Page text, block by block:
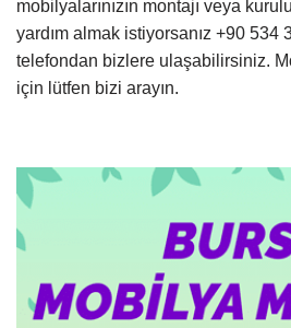
mobilyalarınızın montajı veya
yardım almak istiyorsanız +90 534
telefondan bizlere ulaşabilirsiniz.
için lütfen bizi arayın.